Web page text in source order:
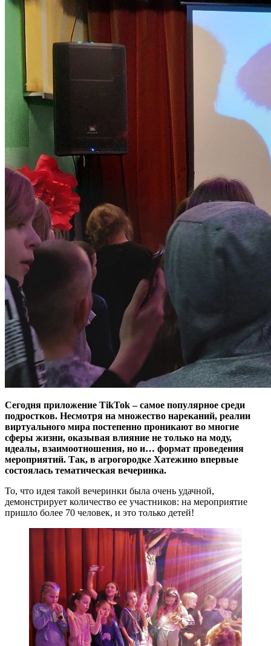
Сегодня приложение TikTok – самое популярное среди
подростков. Несмотря на множество нареканий, реалии
виртуального мира постепенно проникают во многие
сферы жизни, оказывая влияние не только на моду,
идеалы, взаимоотношения, но и… формат проведения
мероприятий. Так, в агрогородке Хатежино впервые
состоялась тематическая вечеринка.
То, что идея такой вечеринки была очень удачной,
демонстрирует количество ее участников: на мероприятие
пришло более 70 человек, и это только детей!